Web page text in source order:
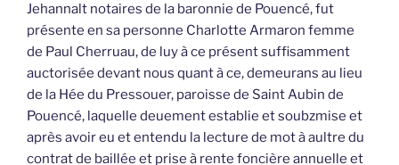
Jehannalt notaires de la baronnie de Pouencé, fut
présente en sa personne Charlotte Armaron femme
de Paul Cherruau, de luy à ce présent suffisamment
auctorisée devant nous quant à ce, demeurans au lieu
de la Hée du Pressouer, paroisse de Saint Aubin de
Pouencé, laquelle deuement establie et soubzmise et
après avoir eu et entendu la lecture de mot à aultre du
contrat de baillée et prise à rente foncière annuelle et